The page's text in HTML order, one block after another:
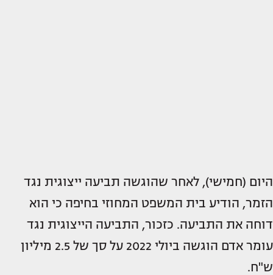
היום (חמישי), לאחר שהוגשה תביעה ייצוגית נגד
הזמר, הודיע בית המשפט המחוזי בחיפה כי הוא
דוחה את התביעה. כזכור, התביעה הייצוגית נגד
עומר אדם הוגשה ביולי 2022 על סך של 2.5 מיליון
ש"ח.